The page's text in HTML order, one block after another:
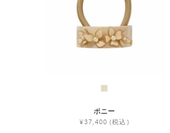
ポニー
¥37,400 (税込)